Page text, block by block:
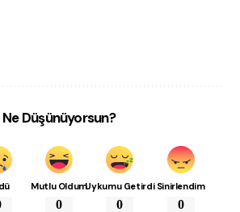
Ne Düşünüyorsun?
Mutlu Oldum
0
Uykumu Getirdi
0
Sinirlendim
0